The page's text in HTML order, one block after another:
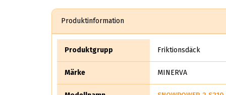
Produktinformation
Produktgrupp Friktionsdäck
Märke MINERVA